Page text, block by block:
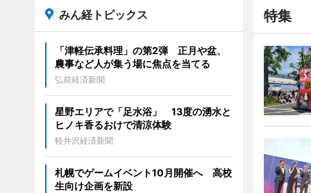
特集
みん経トピックス
「津軽伝承料理」の第2弾 正月や盆、
農事など人が集う場に焦点を当てる
弘前経済新聞
星野エリアで「足水浴」 13度の湧水と
ヒノキ香るおけで清涼体験
軽井沢経済新聞
札幌でゲームイベント10月開催へ 高校
生向け企画を新設